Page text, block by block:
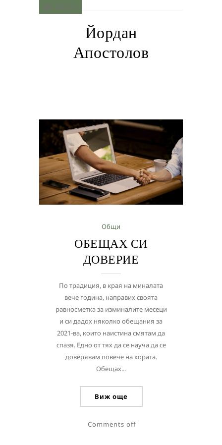
Йордан
Апостолов
Общи
ОБЕЩАХ СИ
ДОВЕРИЕ
По традиция, в края на миналата
вече година, направих своята
равносметка за изминалите месеци
и си дадох няколко обещания за
2021-ва, които наистина смятам да
спазя. Едно от тях да се науча да се
доверявам повече на хората.
Обещах...
Виж още
Comments off